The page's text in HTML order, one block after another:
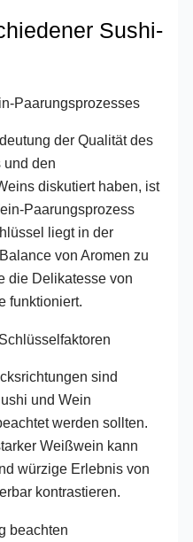
Sushi-
Paarungsprozesses
der Qualität des
und den
diskutiert haben, ist
Paarungsprozess
liegt in der
von Aromen zu
die Delikatesse von
funktioniert.
sind
und Wein
werden sollten.
Weißwein kann
würzige Erlebnis von
kontrastieren.
beachten